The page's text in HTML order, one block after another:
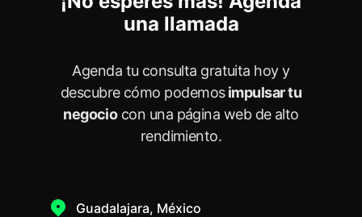
una llamada
Agenda tu consulta gratuita hoy y
descubre cómo podemosimpulsar tu
negociocon una página web de alto
rendimiento.
Guadalajara, México